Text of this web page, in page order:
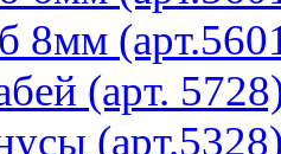
8мм
(арт.